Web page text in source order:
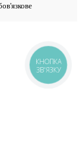
КНОПКА
ЗВ'ЯЗКУ